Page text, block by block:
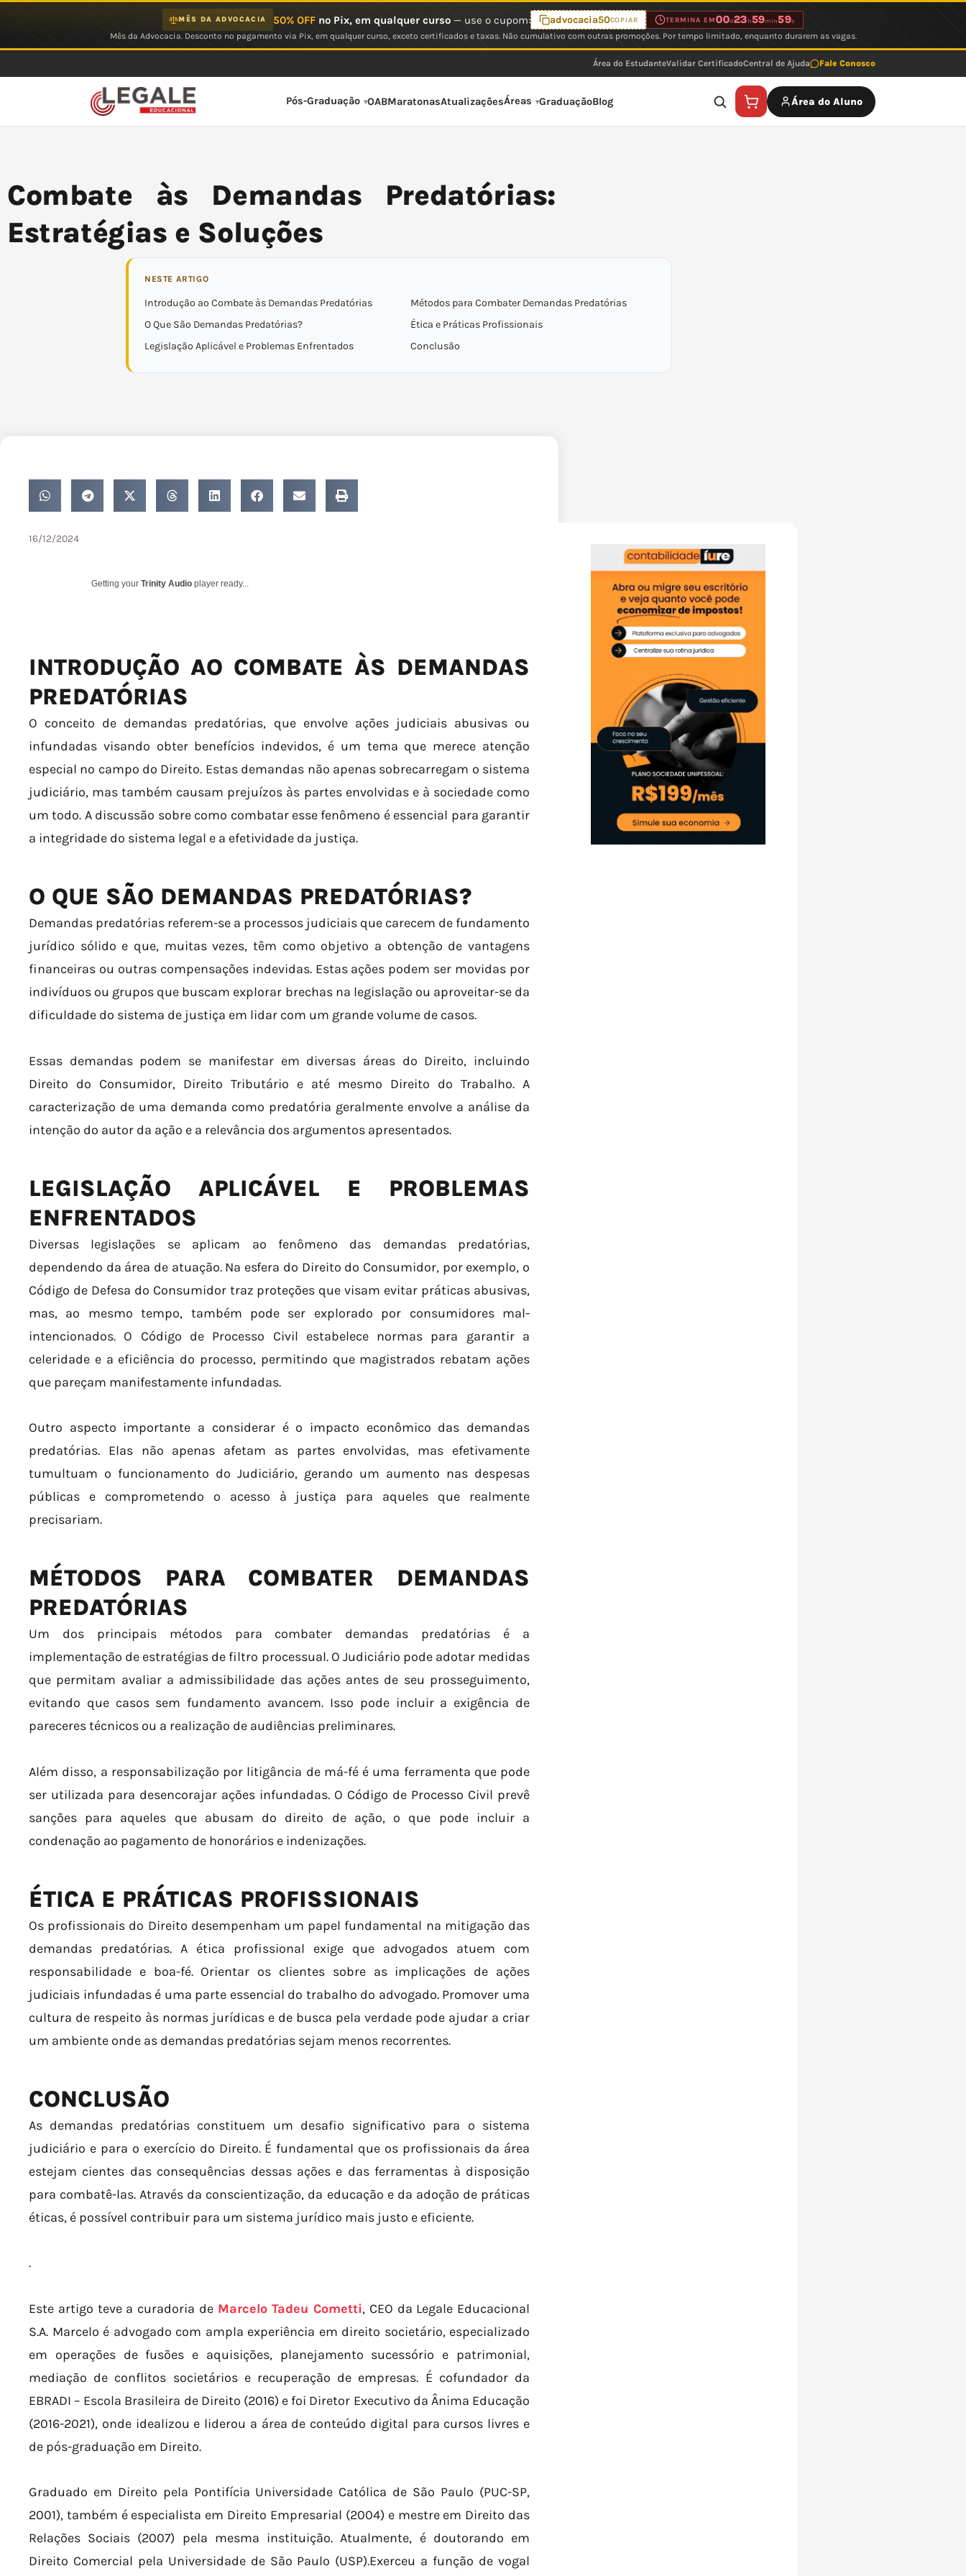
MÊS DA ADVOCACIA 50% OFFno Pix, em qualquer curso— use o cupom: advocacia50COPIAR TERMINA EM00d23 h59min59s
Mês da Advocacia. Desconto no pagamento via Pix, em qualquer curso, exceto certificados e taxas. Não cumulativo com outras promoções. Por tempo limitado, enquanto durarem as vagas.
Área do EstudanteValidar CertificadoCentral de Ajuda Fale Conosco
Pós-Graduação OABMaratonasAtualizaçõesÁreas GraduaçãoBlog Área do Aluno
Combate às Demandas Predatórias:
Estratégias e Soluções
NESTE ARTIGO
Introdução ao Combate às Demandas Predatórias
O Que São Demandas Predatórias?
Legislação Aplicável e Problemas Enfrentados
Métodos para Combater Demandas Predatórias
Ética e Práticas Profissionais
Conclusão
16/12/2024
Getting your Trinity Audio player ready...
INTRODUÇÃO AO COMBATE ÀS DEMANDAS
PREDATÓRIAS
O conceito de demandas predatórias, que envolve ações judiciais abusivas ou
infundadas visando obter benefícios indevidos, é um tema que merece atenção
especial no campo do Direito. Estas demandas não apenas sobrecarregam o sistema
judiciário, mas também causam prejuízos às partes envolvidas e à sociedade como
um todo. A discussão sobre como combatar esse fenômeno é essencial para garantir
a integridade do sistema legal e a efetividade da justiça.
O QUE SÃO DEMANDAS PREDATÓRIAS?
Demandas predatórias referem-se a processos judiciais que carecem de fundamento
jurídico sólido e que, muitas vezes, têm como objetivo a obtenção de vantagens
financeiras ou outras compensações indevidas. Estas ações podem ser movidas por
indivíduos ou grupos que buscam explorar brechas na legislação ou aproveitar-se da
dificuldade do sistema de justiça em lidar com um grande volume de casos.
Essas demandas podem se manifestar em diversas áreas do Direito, incluindo
Direito do Consumidor, Direito Tributário e até mesmo Direito do Trabalho. A
caracterização de uma demanda como predatória geralmente envolve a análise da
intenção do autor da ação e a relevância dos argumentos apresentados.
LEGISLAÇÃO APLICÁVEL E PROBLEMAS
ENFRENTADOS
Diversas legislações se aplicam ao fenômeno das demandas predatórias,
dependendo da área de atuação. Na esfera do Direito do Consumidor, por exemplo, o
Código de Defesa do Consumidor traz proteções que visam evitar práticas abusivas,
mas, ao mesmo tempo, também pode ser explorado por consumidores mal-
intencionados. O Código de Processo Civil estabelece normas para garantir a
celeridade e a eficiência do processo, permitindo que magistrados rebatam ações
que pareçam manifestamente infundadas.
Outro aspecto importante a considerar é o impacto econômico das demandas
predatórias. Elas não apenas afetam as partes envolvidas, mas efetivamente
tumultuam o funcionamento do Judiciário, gerando um aumento nas despesas
públicas e comprometendo o acesso à justiça para aqueles que realmente
precisariam.
MÉTODOS PARA COMBATER DEMANDAS
PREDATÓRIAS
Um dos principais métodos para combater demandas predatórias é a
implementação de estratégias de filtro processual. O Judiciário pode adotar medidas
que permitam avaliar a admissibilidade das ações antes de seu prosseguimento,
evitando que casos sem fundamento avancem. Isso pode incluir a exigência de
pareceres técnicos ou a realização de audiências preliminares.
Além disso, a responsabilização por litigância de má-fé é uma ferramenta que pode
ser utilizada para desencorajar ações infundadas. O Código de Processo Civil prevê
sanções para aqueles que abusam do direito de ação, o que pode incluir a
condenação ao pagamento de honorários e indenizações.
ÉTICA E PRÁTICAS PROFISSIONAIS
Os profissionais do Direito desempenham um papel fundamental na mitigação das
demandas predatórias. A ética profissional exige que advogados atuem com
responsabilidade e boa-fé. Orientar os clientes sobre as implicações de ações
judiciais infundadas é uma parte essencial do trabalho do advogado. Promover uma
cultura de respeito às normas jurídicas e de busca pela verdade pode ajudar a criar
um ambiente onde as demandas predatórias sejam menos recorrentes.
CONCLUSÃO
As demandas predatórias constituem um desafio significativo para o sistema
judiciário e para o exercício do Direito. É fundamental que os profissionais da área
estejam cientes das consequências dessas ações e das ferramentas à disposição
para combatê-las. Através da conscientização, da educação e da adoção de práticas
éticas, é possível contribuir para um sistema jurídico mais justo e eficiente.
.
Este artigo teve a curadoria de Marcelo Tadeu Cometti, CEO da Legale Educacional
S.A. Marcelo é advogado com ampla experiência em direito societário, especializado
em operações de fusões e aquisições, planejamento sucessório e patrimonial,
mediação de conflitos societários e recuperação de empresas. É cofundador da
EBRADI – Escola Brasileira de Direito (2016) e foi Diretor Executivo da Ânima Educação
(2016-2021), onde idealizou e liderou a área de conteúdo digital para cursos livres e
de pós-graduação em Direito.
Graduado em Direito pela Pontifícia Universidade Católica de São Paulo (PUC-SP,
2001), também é especialista em Direito Empresarial (2004) e mestre em Direito das
Relações Sociais (2007) pela mesma instituição. Atualmente, é doutorando em
Direito Comercial pela Universidade de São Paulo (USP).Exerceu a função de vogal